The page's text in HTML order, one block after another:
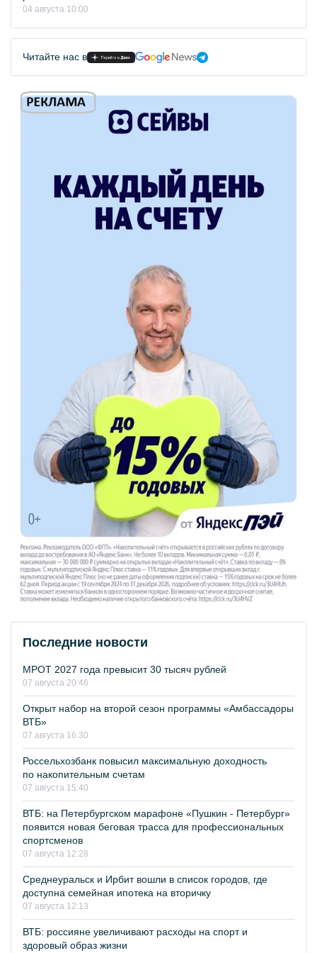
04 августа 10:00
Читайте нас в
Последние новости
МРОТ 2027 года превысит 30 тысяч рублей
07 августа 20:46
Открыт набор на второй сезон программы «Амбассадоры
ВТБ»
07 августа 16:30
Россельхозбанк повысил максимальную доходность
по накопительным счетам
07 августа 15:40
ВТБ: на Петербургском марафоне «Пушкин - Петербург»
появится новая беговая трасса для профессиональных
спортсменов
07 августа 12:28
Среднеуральск и Ирбит вошли в список городов, где
доступна семейная ипотека на вторичку
07 августа 12:13
ВТБ: россияне увеличивают расходы на спорт и
здоровый образ жизни